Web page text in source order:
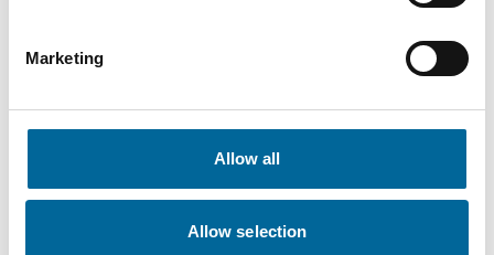
Marketing
Allow all
Allow selection
H07Z1-R (FQ) - H07Z1-R (FQ) product sheet.pdf